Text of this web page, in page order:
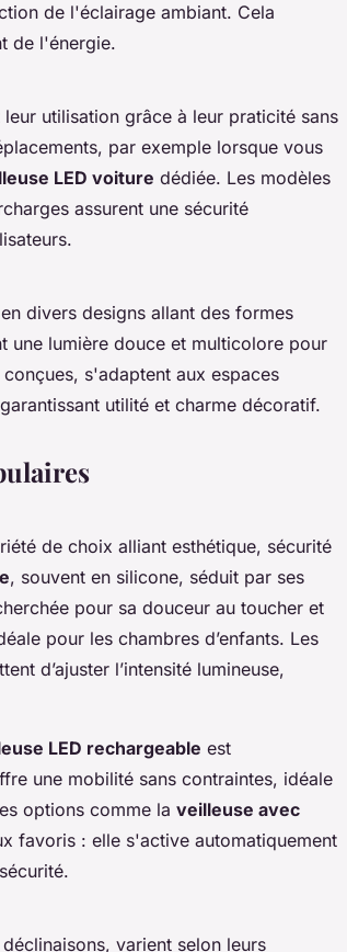
de l'éclairage ambiant. Cela
de l'énergie.
utilisation grâce à leur praticité sans
par exemple lorsque vous
LED voiture dédiée. Les modèles
assurent une sécurité
divers designs allant des formes
une lumière douce et multicolore pour
s'adaptent aux espaces
utilité et charme décoratif.
de choix alliant esthétique, sécurité
, souvent en silicone, séduit par ses
pour sa douceur au toucher et
pour les chambres d’enfants. Les
d’ajuster l’intensité lumineuse,
LED rechargeable est
une mobilité sans contraintes, idéale
options comme la veilleuse avec
favoris : elle s'active automatiquement
varient selon leurs